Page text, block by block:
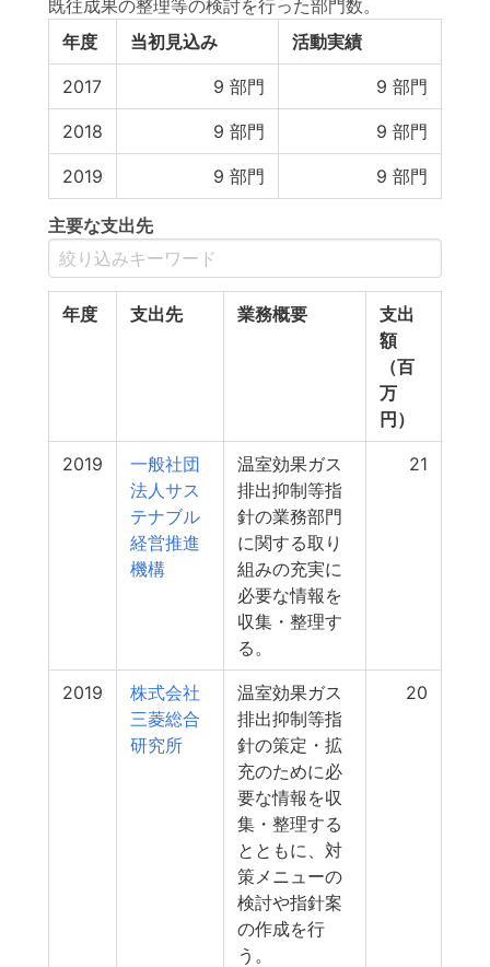
既往成果の整理等の検討を行った部門数。
年度
当初見込み 活動実績
2017 9 部門 9 部門
2018 9 部門 9 部門
2019 9 部門 9 部門
主要な支出先
年度 支出先 業務概要
支出
額
（百
万
円）
2019
一般社団
法人サス
テナブル
経営推進
機構
温室効果ガス
排出抑制等指
針の業務部門
に関する取り
組みの充実に
必要な情報を
収集・整理す
る。
21
2019
株式会社
三菱総合
研究所
温室効果ガス
排出抑制等指
針の策定・拡
充のために必
要な情報を収
集・整理する
とともに、対
策メニューの
検討や指針案
の作成を行
う。
20